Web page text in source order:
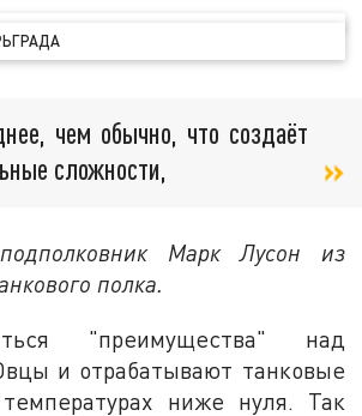
чем обычно, что создаёт
сложности,
Марк Лусон из
полка.
"преимущества" над
и отрабатывают танковые
ниже нуля. Так